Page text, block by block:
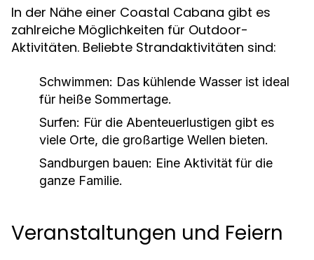
In der Nähe einer Coastal Cabana gibt es
zahlreiche Möglichkeiten für Outdoor-
Aktivitäten. Beliebte Strandaktivitäten sind:
Schwimmen: Das kühlende Wasser ist ideal
für heiße Sommertage.
Surfen: Für die Abenteuerlustigen gibt es
viele Orte, die großartige Wellen bieten.
Sandburgen bauen: Eine Aktivität für die
ganze Familie.
Veranstaltungen und Feiern